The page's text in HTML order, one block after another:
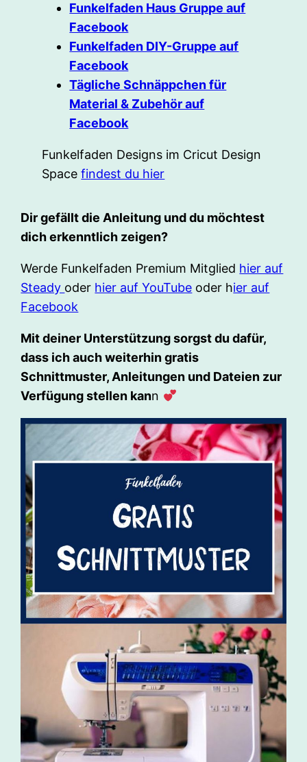
Funkelfaden Haus Gruppe auf
Facebook
Funkelfaden DIY-Gruppe auf
Facebook
Tägliche Schnäppchen für
Material & Zubehör auf
Facebook
Funkelfaden Designs im Cricut Design
Spacefindest du hier
Dir gefällt die Anleitung und du möchtest
dich erkenntlich zeigen?
Werde Funkelfaden Premium Mitglied hier auf
Steady oder hier auf YouTube oder hier auf
Facebook
Mit deiner Unterstützung sorgst du dafür,
dass ich auch weiterhin gratis
Schnittmuster, Anleitungen und Dateien zur
Verfügung stellen kann